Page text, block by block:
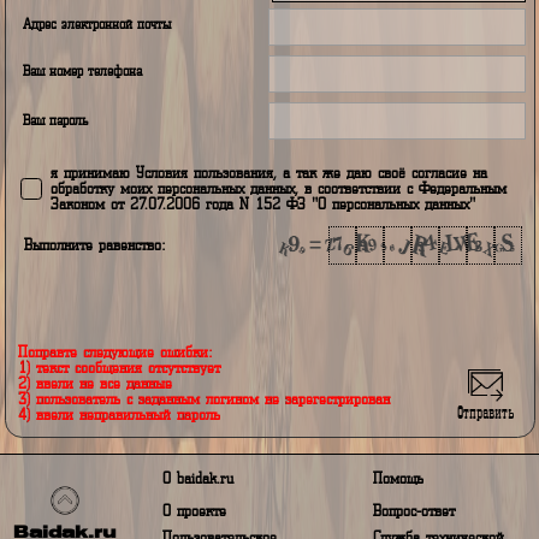
Страницы: всего
Авторизация
Адрес электронной почты
Ваш номер телефона
Ваш пароль